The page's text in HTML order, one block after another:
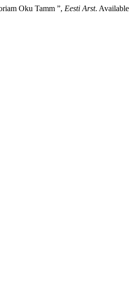
Oku Tamm ”, Eesti Arst. Available